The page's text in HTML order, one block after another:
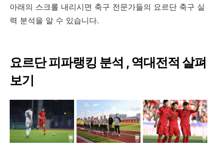
아래의 스크롤 내리시면 축구 전문가들의 요르단 축구 실
력 분석을 알 수 있습니다.
요르단 피파랭킹 분석 , 역대전적 살펴
보기